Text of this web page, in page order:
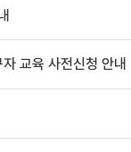
교육 사전신청 안내